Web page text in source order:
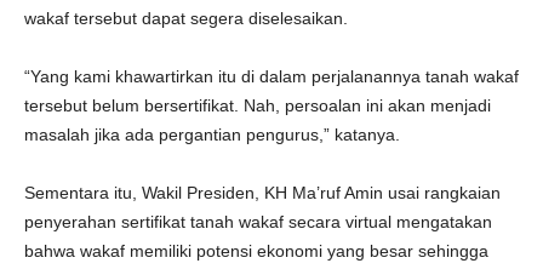
wakaf tersebut dapat segera diselesaikan.
“Yang kami khawartirkan itu di dalam perjalanannya tanah wakaf
tersebut belum bersertifikat. Nah, persoalan ini akan menjadi
masalah jika ada pergantian pengurus,” katanya.
Sementara itu, Wakil Presiden, KH Ma’ruf Amin usai rangkaian
penyerahan sertifikat tanah wakaf secara virtual mengatakan
bahwa wakaf memiliki potensi ekonomi yang besar sehingga